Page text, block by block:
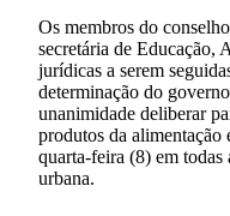
Os membros do
secretária de Educação,
jurídicas a serem
determinação do
unanimidade deliberar
produtos da alimentação
quarta-feira (8) em todas
urbana.